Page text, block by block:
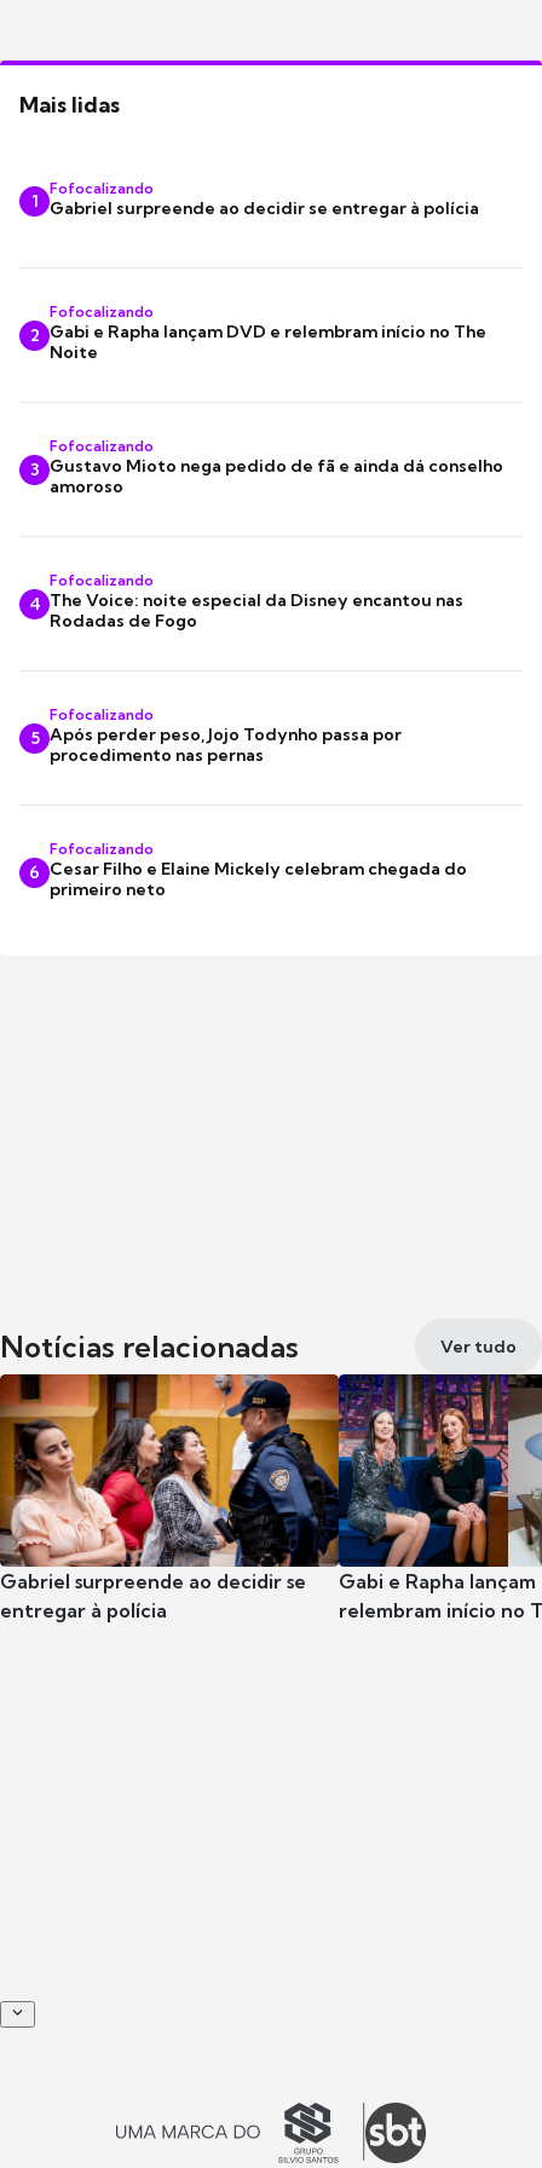
Mais lidas
1
Fofocalizando
Gabriel surpreende ao decidir se entregar à polícia
2
Fofocalizando
Gabi e Rapha lançam DVD e relembram início no The
Noite
3
Fofocalizando
Gustavo Mioto nega pedido de fã e ainda dá conselho
amoroso
4
Fofocalizando
The Voice: noite especial da Disney encantou nas
Rodadas de Fogo
5
Fofocalizando
Após perder peso, Jojo Todynho passa por
procedimento nas pernas
6
Fofocalizando
Cesar Filho e Elaine Mickely celebram chegada do
primeiro neto
Notícias relacionadas Ver tudo
Gabriel surpreende ao decidir se
entregar à polícia
Gabi e Rapha
relembram início no